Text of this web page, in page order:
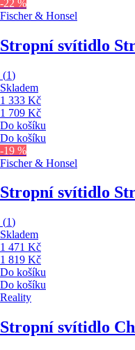
-22 %
Fischer & Honsel
Stropní svítidlo
(1)
Skladem
1 333 Kč
1 709 Kč
Do košíku
Do košíku
-19 %
Fischer & Honsel
Stropní svítidlo
(1)
Skladem
1 471 Kč
1 819 Kč
Do košíku
Do košíku
Reality
Stropní svítidlo